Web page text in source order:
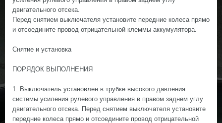
двигательного отсека.
Перед снятием выключателя установите передние колеса прямо
и отсоедините провод отрицательной клеммы аккумулятора.
Снятие и установка
ПОРЯДОК ВЫПОЛНЕНИЯ
1. Выключатель установлен в трубке высокого давления
системы усиления рулевого управления в правом заднем углу
двигательного отсека. Перед снятием выключателя установите
передние колеса прямо и отсоедините провод отрицательной